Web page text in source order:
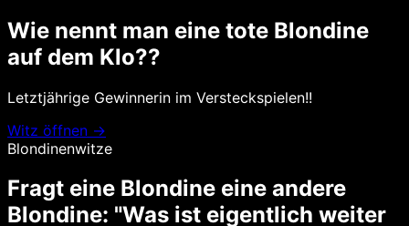
Wie nennt man eine tote Blondine
auf dem Klo??
Letztjährige Gewinnerin im Versteckspielen!!
Witz öffnen →
Blondinenwitze
Fragt eine Blondine eine andere
Blondine: "Was ist eigentlich weiter